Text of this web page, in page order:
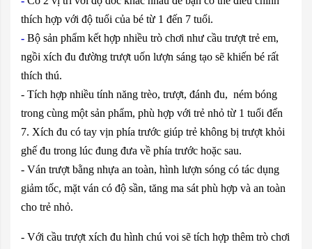
thích hợp với độ tuổi của bé từ 1 đến 7 tuổi.
- Bộ sản phẩm kết hợp nhiều trò chơi như cầu trượt trẻ em,
ngồi xích đu đường trượt uốn lượn sáng tạo sẽ khiến bé rất
thích thú.
- Tích hợp nhiều tính năng trèo, trượt, đánh đu, ném bóng
trong cùng một sản phẩm, phù hợp với trẻ nhỏ từ 1 tuổi đến
7. Xích đu có tay vịn phía trước giúp trẻ không bị trượt khỏi
ghế đu trong lúc đung đưa về phía trước hoặc sau.
- Ván trượt bằng nhựa an toàn, hình lượn sóng có tác dụng
giảm tốc, mặt ván có độ sần, tăng ma sát phù hợp và an toàn
cho trẻ nhỏ.
- Với cầu trượt xích đu hình chú voi sẽ tích hợp thêm trò chơi